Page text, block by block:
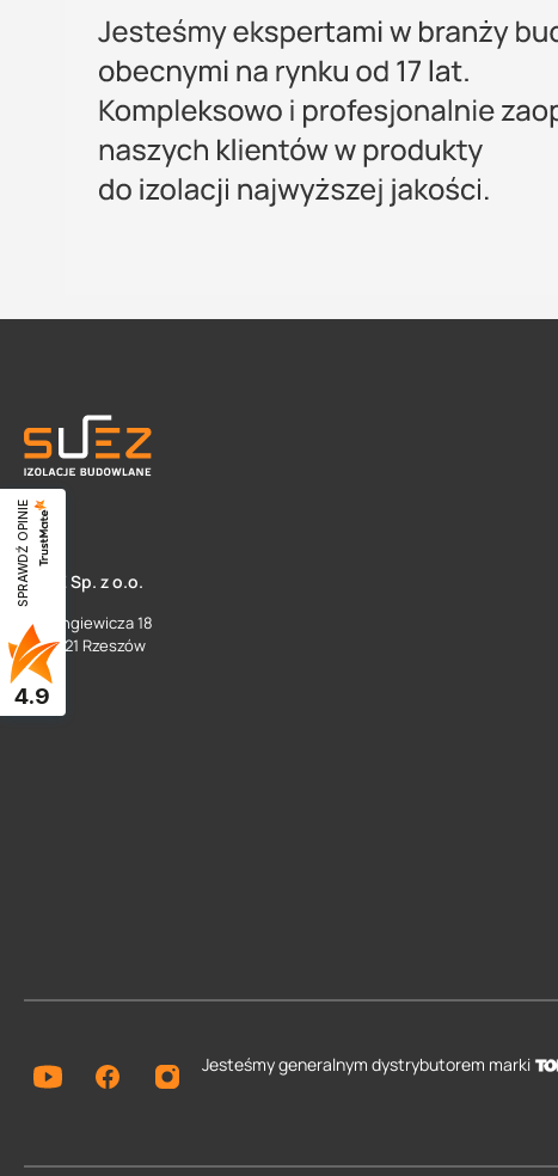
SUEZ Sp. z o.o.
ul. Langiewicza 18
35 - 021 Rzeszów
Jesteśmy generalnym dystrybutorem marki
SPRAWDŹ OPINIE
4.9